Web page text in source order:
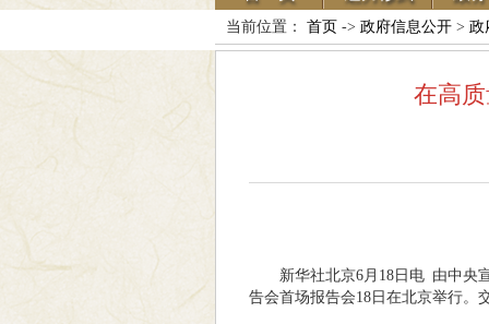
当前位置： 首页 -> 政府信息公开> 政
在高
新华社北京6月18日电 由中央
告会首场报告会18日在北京举行。